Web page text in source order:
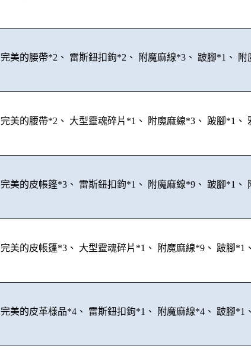
完美的腰帶*2、 雷斯鈕扣鉤*2、 附魔麻線*3、 跛腳*1、 附
完美的腰帶*2、 大型靈魂碎片*1、 附魔麻線*3、 跛腳*1、
完美的皮帳篷*3、 雷斯鈕扣鉤*1、 附魔麻線*9、 跛腳*1、
完美的皮帳篷*3、 大型靈魂碎片*1、 附魔麻線*9、 跛腳*1
完美的皮革樣品*4、 雷斯鈕扣鉤*1、 附魔麻線*4、 跛腳*1